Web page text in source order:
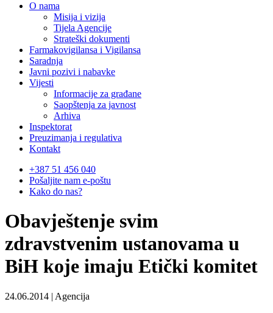
O nama
Misija i vizija
Tijela Agencije
Strateški dokumenti
Farmakovigilansa i Vigilansa
Saradnja
Javni pozivi i nabavke
Vijesti
Informacije za građane
Saopštenja za javnost
Arhiva
Inspektorat
Preuzimanja i regulativa
Kontakt
+387 51 456 040
Pošaljite nam e-poštu
Kako do nas?
Obavještenje svim
zdravstvenim ustanovama u
BiH koje imaju Etički komitet
24.06.2014 | Agencija